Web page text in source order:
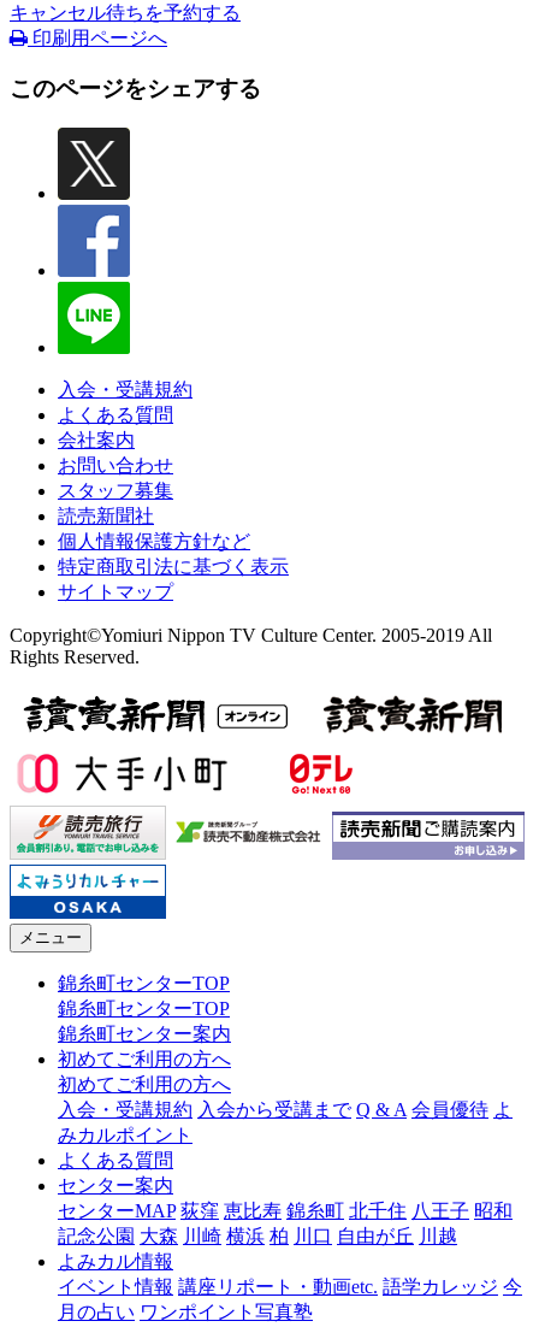
キャンセル待ちを予約する
印刷用ページへ
このページをシェアする
入会・受講規約
よくある質問
会社案内
お問い合わせ
スタッフ募集
読売新聞社
個人情報保護方針など
特定商取引法に基づく表示
サイトマップ
Copyright©Yomiuri Nippon TV Culture Center. 2005-2019 All
Rights Reserved.
メニュー
錦糸町センターTOP
錦糸町センターTOP
錦糸町センター案内
初めてご利用の方へ
初めてご利用の方へ
入会・受講規約 入会から受講まで Q & A 会員優待 よ
みカルポイント
よくある質問
センター案内
センターMAP 荻窪 恵比寿 錦糸町 北千住 八王子 昭和
記念公園 大森 川崎 横浜 柏 川口 自由が丘 川越
よみカル情報
イベント情報 講座リポート・動画etc. 語学カレッジ 今
月の占い ワンポイント写真塾